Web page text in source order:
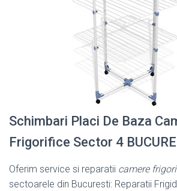
Schimbari Placi De Baza
Frigorifice Sector 4
Oferim service si reparatii camere
sectoarele din Bucuresti: Reparatii